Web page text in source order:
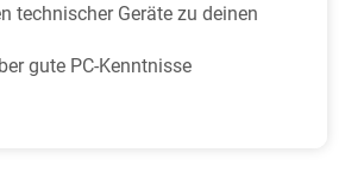
technischer Geräte zu deinen
gute PC-Kenntnisse